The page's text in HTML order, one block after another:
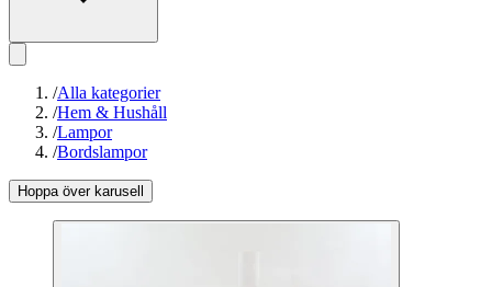
/Alla kategorier
/Hem & Hushåll
/Lampor
/Bordslampor
Hoppa över karusell